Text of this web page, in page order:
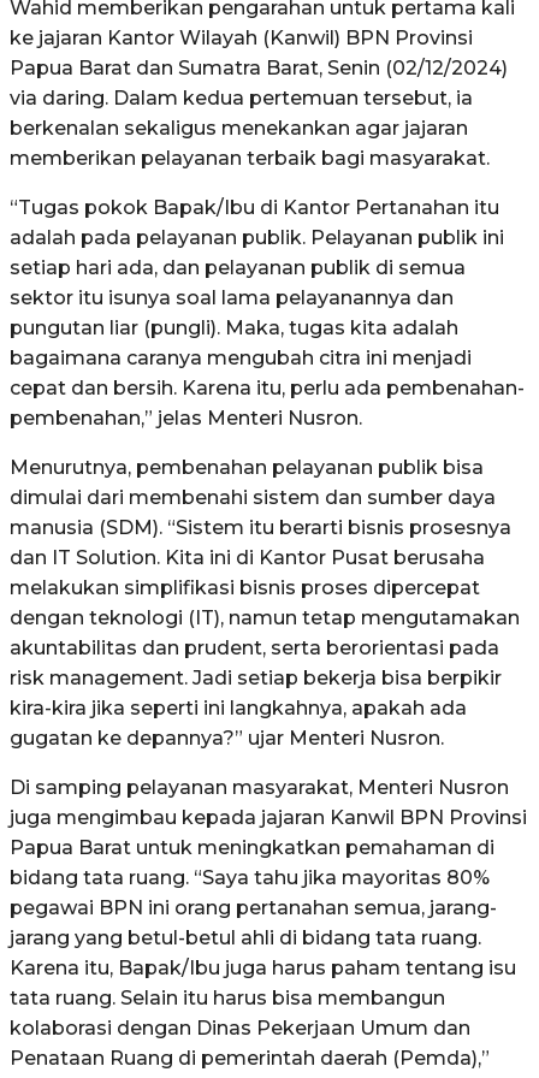
Wahid memberikan pengarahan untuk pertama kali
ke jajaran Kantor Wilayah (Kanwil) BPN Provinsi
Papua Barat dan Sumatra Barat, Senin (02/12/2024)
via daring. Dalam kedua pertemuan tersebut, ia
berkenalan sekaligus menekankan agar jajaran
memberikan pelayanan terbaik bagi masyarakat.
“Tugas pokok Bapak/Ibu di Kantor Pertanahan itu
adalah pada pelayanan publik. Pelayanan publik ini
setiap hari ada, dan pelayanan publik di semua
sektor itu isunya soal lama pelayanannya dan
pungutan liar (pungli). Maka, tugas kita adalah
bagaimana caranya mengubah citra ini menjadi
cepat dan bersih. Karena itu, perlu ada pembenahan-
pembenahan,” jelas Menteri Nusron.
Menurutnya, pembenahan pelayanan publik bisa
dimulai dari membenahi sistem dan sumber daya
manusia (SDM). “Sistem itu berarti bisnis prosesnya
dan IT Solution. Kita ini di Kantor Pusat berusaha
melakukan simplifikasi bisnis proses dipercepat
dengan teknologi (IT), namun tetap mengutamakan
akuntabilitas dan prudent, serta berorientasi pada
risk management. Jadi setiap bekerja bisa berpikir
kira-kira jika seperti ini langkahnya, apakah ada
gugatan ke depannya?” ujar Menteri Nusron.
Di samping pelayanan masyarakat, Menteri Nusron
juga mengimbau kepada jajaran Kanwil BPN Provinsi
Papua Barat untuk meningkatkan pemahaman di
bidang tata ruang. “Saya tahu jika mayoritas 80%
pegawai BPN ini orang pertanahan semua, jarang-
jarang yang betul-betul ahli di bidang tata ruang.
Karena itu, Bapak/Ibu juga harus paham tentang isu
tata ruang. Selain itu harus bisa membangun
kolaborasi dengan Dinas Pekerjaan Umum dan
Penataan Ruang di pemerintah daerah (Pemda),”